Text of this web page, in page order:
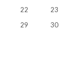
22
23
29
30